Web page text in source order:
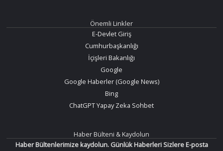
Önemli Linkler
E-Devlet Giriş
Cumhurbaşkanlığı
İçişleri Bakanlığı
Google
Google Haberler (Google News)
Bing
ChatGPT Yapay Zeka Sohbet
Haber Bülteni & Kaydolun
Haber Bültenlerimize kaydolun. Günlük Haberleri Sizlere E-posta